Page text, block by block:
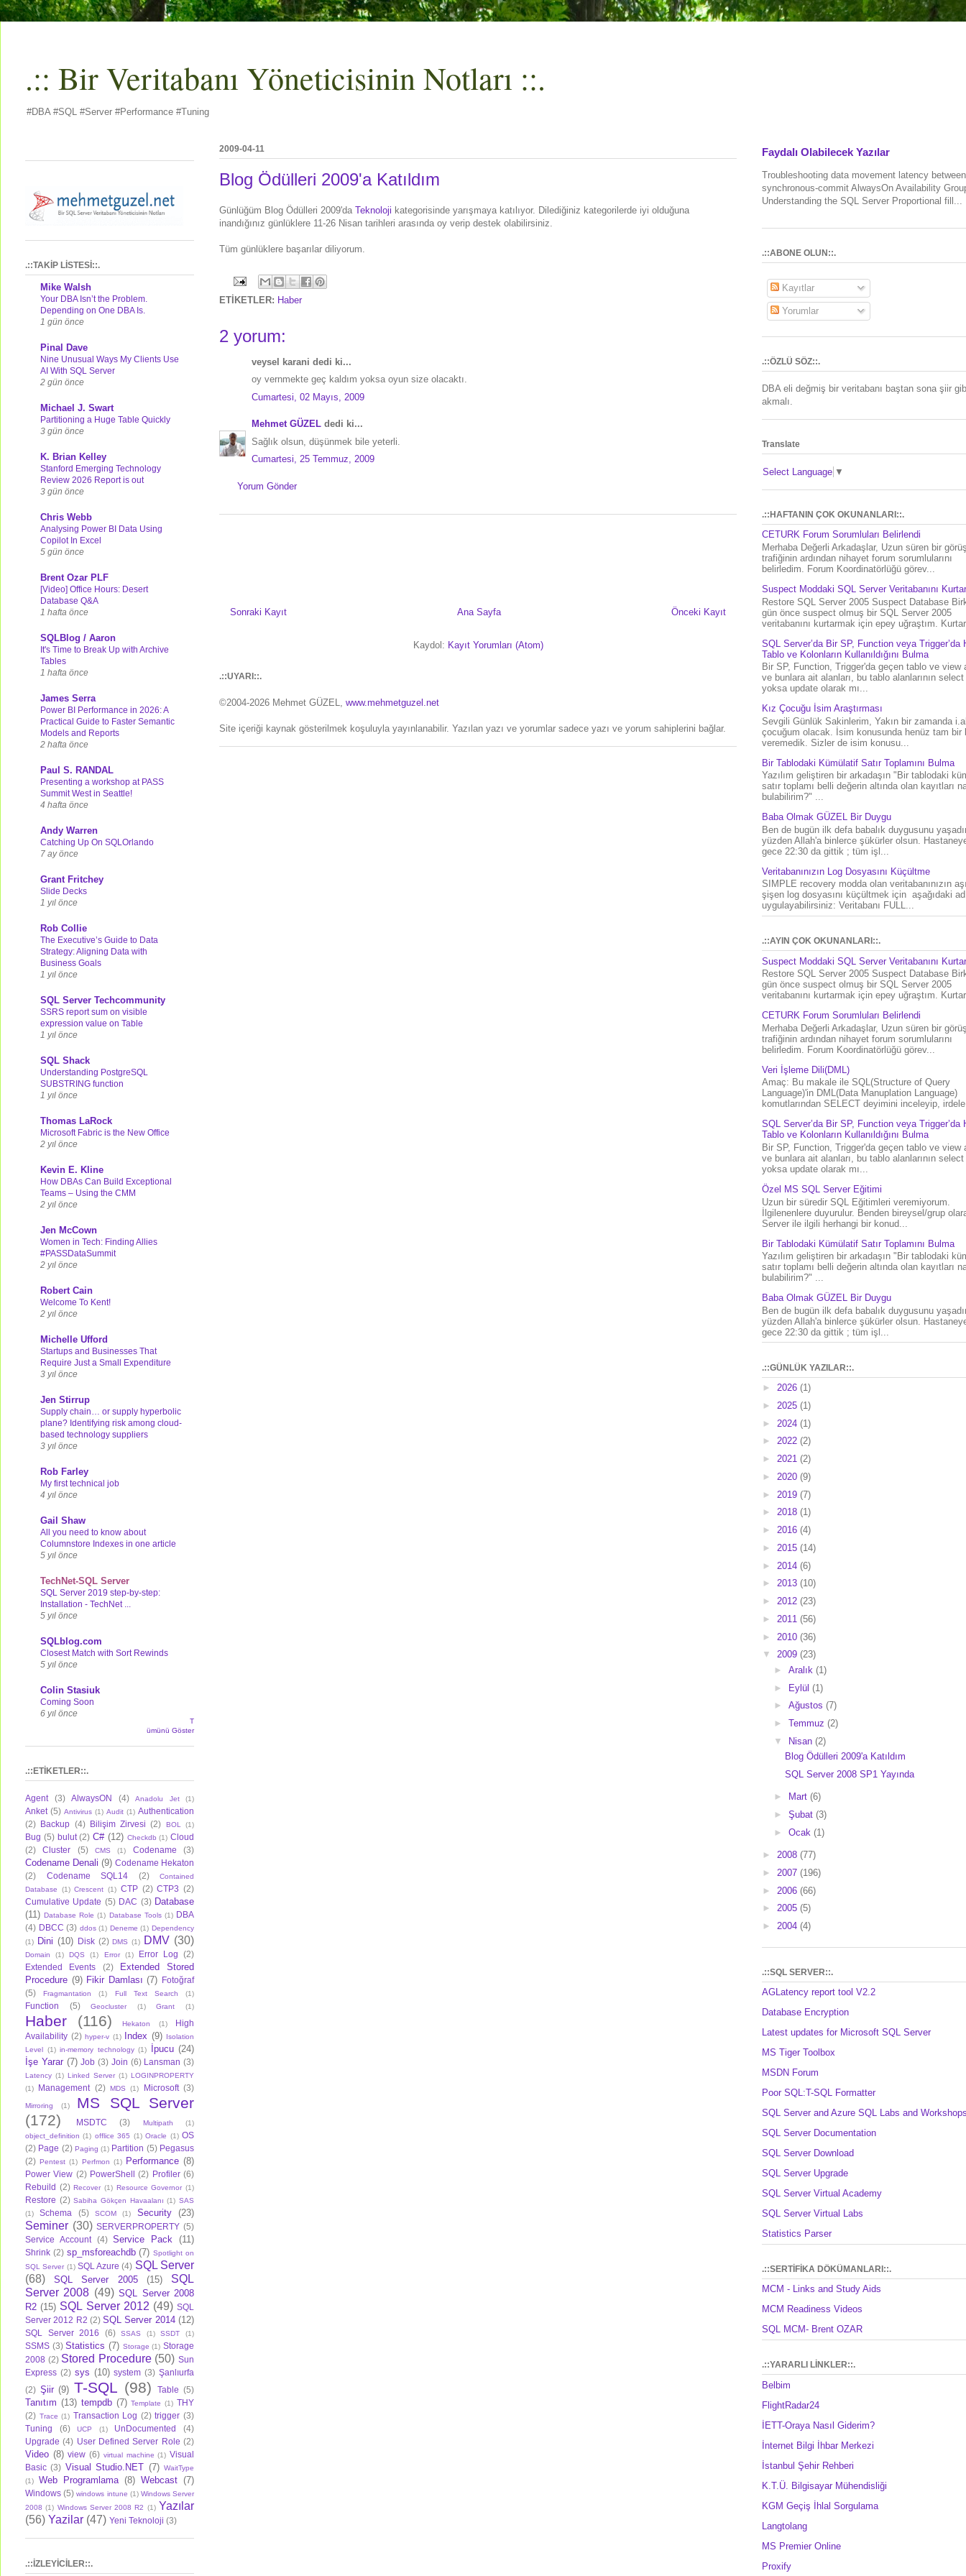
.:: Bir Veritabanı Yöneticisinin Notları ::.
#DBA #SQL #Server #Performance #Tuning
2009-04-11
Blog Ödülleri 2009'a Katıldım
Günlüğüm Blog Ödülleri 2009'da Teknoloji kategorisinde yarışmaya katılıyor. Dilediğiniz kategorilerde iyi olduğuna
inandığınız günlüklere 11-26 Nisan tarihleri arasında oy verip destek olabilirsiniz.
Tüm günlüklere başarılar diliyorum.
ETİKETLER: Haber
2 yorum:
veysel karani dedi ki...
oy vernmekte geç kaldım yoksa oyun size olacaktı.
Cumartesi, 02 Mayıs, 2009
Mehmet GÜZEL dedi ki...
Sağlık olsun, düşünmek bile yeterli.
Cumartesi, 25 Temmuz, 2009
Yorum Gönder
Sonraki Kayıt Önceki Kayıt
Ana Sayfa
Kaydol: Kayıt Yorumları (Atom)
.::UYARI::.
©2004-2026 Mehmet GÜZEL, www.mehmetguzel.net
Site içeriği kaynak gösterilmek koşuluyla yayınlanabilir. Yazılan yazı ve yorumlar sadece yazı ve yorum sahiplerini bağlar.
.::TAKİP LİSTESİ::.
Mike Walsh
Your DBA Isn’t the Problem.
Depending on One DBA Is.
1 gün önce
Pinal Dave
Nine Unusual Ways My Clients Use
AI With SQL Server
2 gün önce
Michael J. Swart
Partitioning a Huge Table Quickly
3 gün önce
K. Brian Kelley
Stanford Emerging Technology
Review 2026 Report is out
3 gün önce
Chris Webb
Analysing Power BI Data Using
Copilot In Excel
5 gün önce
Brent Ozar PLF
[Video] Office Hours: Desert
Database Q&A
1 hafta önce
SQLBlog / Aaron
It's Time to Break Up with Archive
Tables
1 hafta önce
James Serra
Power BI Performance in 2026: A
Practical Guide to Faster Semantic
Models and Reports
2 hafta önce
Paul S. RANDAL
Presenting a workshop at PASS
Summit West in Seattle!
4 hafta önce
Andy Warren
Catching Up On SQLOrlando
7 ay önce
Grant Fritchey
Slide Decks
1 yıl önce
Rob Collie
The Executive’s Guide to Data
Strategy: Aligning Data with
Business Goals
1 yıl önce
SQL Server Techcommunity
SSRS report sum on visible
expression value on Table
1 yıl önce
SQL Shack
Understanding PostgreSQL
SUBSTRING function
1 yıl önce
Thomas LaRock
Microsoft Fabric is the New Office
2 yıl önce
Kevin E. Kline
How DBAs Can Build Exceptional
Teams – Using the CMM
2 yıl önce
Jen McCown
Women in Tech: Finding Allies
#PASSDataSummit
2 yıl önce
Robert Cain
Welcome To Kent!
2 yıl önce
Michelle Ufford
Startups and Businesses That
Require Just a Small Expenditure
3 yıl önce
Jen Stirrup
Supply chain… or supply hyperbolic
plane? Identifying risk among cloud-
based technology suppliers
3 yıl önce
Rob Farley
My first technical job
4 yıl önce
Gail Shaw
All you need to know about
Columnstore Indexes in one article
5 yıl önce
TechNet-SQL Server
SQL Server 2019 step-by-step:
Installation - TechNet ...
5 yıl önce
SQLblog.com
Closest Match with Sort Rewinds
5 yıl önce
Colin Stasiuk
Coming Soon
6 yıl önce
T
ümünü Göster
.::ETİKETLER::.
Agent (3) AlwaysON (4) Anadolu Jet (1)
Anket (5) Antivirus (1) Audit (1) Authentication
(2)
Backup (4) Bilişim Zirvesi (2) BOL (1)
Bug (5) bulut (2) C# (12) Checkdb (1) Cloud
(2)
Cluster (5) CMS (1) Codename (3)
Codename Denali (9) Codename Hekaton
(2)
Codename SQL14 (2)
Contained
Database
(1) Crescent (1) CTP (2) CTP3 (2)
Cumulative Update (5) DAC (3) Database
(11) Database Role (1) Database Tools (1) DBA
(4) DBCC (3) ddos (1) Deneme (1) Dependency
(1)
Dini (10) Disk (2) DMS (1) DMV (30)
Domain (1) DQS (1) Error (1) Error Log
(2)
Extended Events
(2)
Extended Stored
Procedure (9) Fikir Damlası (7)
Fotoğraf
(5)
Fragmantation (1) Full Text Search (1)
Function (5) Geocluster (1) Grant (1)
Haber (116) Hekaton (1)
High
Availability (2) hyper-v (1) Index (9)
Isolation
Level
(1) in-memory technology (1) İpucu (24)
İşe Yarar (7) Job (3) Join (6) Lansman (3)
Latency (1) Linked Server (1) LOGINPROPERTY
(1)
Management (2) MDS (1) Microsoft (3)
Mirroring (1)
MS SQL Server
(172)
MSDTC (3) Multipath
(1)
object_definition (1) offlice 365 (1) Oracle (1) OS
(2) Page (2) Paging (1) Partition (5) Pegasus
(2) Pentest (1) Perfmon (1) Performance (8)
Power View (2) PowerShell (2) Profiler (6)
Rebuild (2) Recover (1) Resource Governor (1)
Restore (2) Sabiha Gökçen Havaalanı (1) SAS
(1)
Schema (5) SCOM (1) Security (23)
Seminer (30) SERVERPROPERTY (5)
Service Account
(4) Service Pack (11)
Shrink (2) sp_msforeachdb (7) Spotlight on
SQL Server (1) SQL Azure (4) SQL Server
(68)
SQL Server 2005 (15)
SQL
Server 2008 (49) SQL Server 2008
R2 (15) SQL Server 2012 (49) SQL
Server 2012 R2 (2) SQL Server 2014 (12)
SQL Server 2016 (6) SSAS (1) SSDT (1)
SSMS (3) Statistics (7) Storage (1) Storage
2008 (2) Stored Procedure (50) Sun
Express (2) sys (10) system (3) Şanlıurfa
(2) Şiir (9) T-SQL (98) Table (5)
Tanıtım (13) tempdb (7) Template (1) THY
(2) Trace (1) Transaction Log (2) trigger (3)
Tuning
(6) UCP (1) UnDocumented
(4)
Upgrade (4) User Defined Server Role (2)
Video (8) view (6) virtual machine (1) Visual
Basic (3) Visual Studio.NET (7) WaitType
(1)
Web Programlama (8) Webcast (7)
Windows (5) windows intune (1) Windows Server
2008 (1) Windows Server 2008 R2 (1) Yazılar
(56) Yazilar (47) Yeni Teknoloji (3)
.::İZLEYİCİLER::.
Faydalı Olabilecek Yazılar
Troubleshooting data movement latency between
synchronous-commit AlwaysOn Availability
Understanding the SQL Server Proportional fill...
.::ABONE OLUN::.
Kayıtlar
Yorumlar
.::ÖZLÜ SÖZ::.
DBA eli değmiş bir veritabanı baştan sona şiir
akmalı.
Translate
Select Language ▼
.::HAFTANIN ÇOK OKUNANLARI::.
CETURK Forum Sorumluları Belirlendi
Merhaba Değerli Arkadaşlar, Uzun süren bir
trafiğinin ardından nihayet forum sorumlularını
belirledim. Forum Koordinatörlüğü görev...
Suspect Moddaki SQL Server Veritabanını
Restore SQL Server 2005 Suspect Database
gün önce suspect olmuş bir SQL Server 2005
veritabanını kurtarmak için epey uğraştım.
SQL Server’da Bir SP, Function veya Trigger’da
Tablo ve Kolonların Kullanıldığını Bulma
Bir SP, Function, Trigger'da geçen tablo ve view
ve bunlara ait alanları, bu tablo alanlarının
yoksa update olarak mı...
Kız Çocuğu İsim Araştırması
Sevgili Günlük Sakinlerim, Yakın bir zamanda
çocuğum olacak. İsim konusunda henüz tam bir
veremedik. Sizler de isim konusu...
Bir Tablodaki Kümülatif Satır Toplamını Bulma
Yazılım geliştiren bir arkadaşın "Bir tablodaki
satır toplamı belli değerin altında olan kayıtları
bulabilirim?" ...
Baba Olmak GÜZEL Bir Duygu
Ben de bugün ilk defa babalık duygusunu
yüzden Allah'a binlerce şükürler olsun.
gece 22:30 da gittik ; tüm işl...
Veritabanınızın Log Dosyasını Küçültme
SIMPLE recovery modda olan veritabanınızın
şişen log dosyasını küçültmek için aşağıdaki
uygulayabilirsiniz: Veritabanı FULL...
.::AYIN ÇOK OKUNANLARI::.
Suspect Moddaki SQL Server Veritabanını
Restore SQL Server 2005 Suspect Database
gün önce suspect olmuş bir SQL Server 2005
veritabanını kurtarmak için epey uğraştım.
CETURK Forum Sorumluları Belirlendi
Merhaba Değerli Arkadaşlar, Uzun süren bir
trafiğinin ardından nihayet forum sorumlularını
belirledim. Forum Koordinatörlüğü görev...
Veri İşleme Dili(DML)
Amaç: Bu makale ile SQL(Structure of Query
Language)'in DML(Data Manuplation Language)
komutlarından SELECT deyimini inceleyip,
SQL Server’da Bir SP, Function veya Trigger’da
Tablo ve Kolonların Kullanıldığını Bulma
Bir SP, Function, Trigger'da geçen tablo ve view
ve bunlara ait alanları, bu tablo alanlarının
yoksa update olarak mı...
Özel MS SQL Server Eğitimi
Uzun bir süredir SQL Eğitimleri veremiyorum.
İlgilenenlere duyurulur. Benden bireysel/grup
Server ile ilgili herhangi bir konud...
Bir Tablodaki Kümülatif Satır Toplamını Bulma
Yazılım geliştiren bir arkadaşın "Bir tablodaki
satır toplamı belli değerin altında olan kayıtları
bulabilirim?" ...
Baba Olmak GÜZEL Bir Duygu
Ben de bugün ilk defa babalık duygusunu
yüzden Allah'a binlerce şükürler olsun.
gece 22:30 da gittik ; tüm işl...
.::GÜNLÜK YAZILAR::.
► 2026 (1)
► 2025 (1)
► 2024 (1)
► 2022 (2)
► 2021 (2)
► 2020 (9)
► 2019 (7)
► 2018 (1)
► 2016 (4)
► 2015 (14)
► 2014 (6)
► 2013 (10)
► 2012 (23)
► 2011 (56)
► 2010 (36)
▼ 2009 (23)
► Aralık (1)
► Eylül (1)
► Ağustos (7)
► Temmuz (2)
▼
Nisan (2)
Blog Ödülleri 2009'a Katıldım
SQL Server 2008 SP1 Yayında
► Mart (6)
► Şubat (3)
► Ocak (1)
► 2008 (77)
► 2007 (196)
► 2006 (66)
► 2005 (5)
► 2004 (4)
.::SQL SERVER::.
AGLatency report tool V2.2
Database Encryption
Latest updates for Microsoft SQL Server
MS Tiger Toolbox
MSDN Forum
Poor SQL:T-SQL Formatter
SQL Server and Azure SQL Labs and
SQL Server Documentation
SQL Server Download
SQL Server Upgrade
SQL Server Virtual Academy
SQL Server Virtual Labs
Statistics Parser
.::SERTİFİKA DÖKÜMANLARI::.
MCM - Links and Study Aids
MCM Readiness Videos
SQL MCM- Brent OZAR
.::YARARLI LİNKLER::.
Belbim
FlightRadar24
İETT-Oraya Nasıl Giderim?
İnternet Bilgi İhbar Merkezi
İstanbul Şehir Rehberi
K.T.Ü. Bilgisayar Mühendisliği
KGM Geçiş İhlal Sorgulama
Langtolang
MS Premier Online
Proxify